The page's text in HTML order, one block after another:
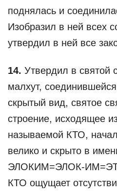
поднялась и
Изобразил в ней всех
утвердил в ней все
14. Утвердил в святой
малхут,
скрытый вид, святое
строение, исходящее
называемой КТО,
велико и скрыто в
ЭЛОКИМ=ЭЛОК-
КТО ощущает